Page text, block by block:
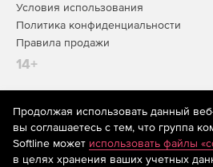
Условия использования
Политика конфиденциальности
Правила продажи
14+
На информационном ресурсе
рекомендательные технологии
предоставления информации на
систематизации и анализа сведений,
Продолжая использовать данный
вы соглашаетесь с тем, что группа
Softline может использовать файлы
в целях хранения ваших учетных